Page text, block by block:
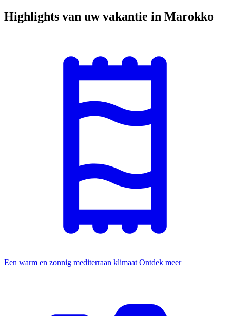
Highlights van uw vakantie in Marokko
Een warm en zonnig mediterraan klimaat Ontdek meer